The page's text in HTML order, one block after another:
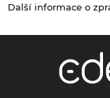
Další informace o